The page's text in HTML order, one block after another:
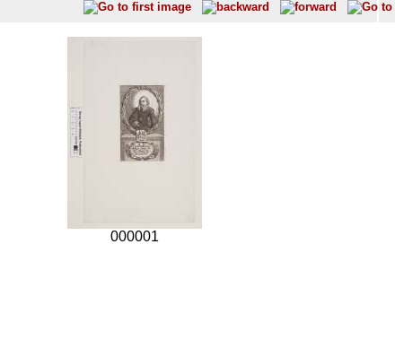
000001